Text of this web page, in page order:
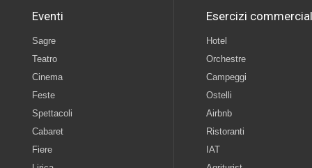
Eventi
Sagre
Teatro
Cinema
Feste
Spettacoli
Cabaret
Fiere
Esercizi
Hotel
Orchestre
Campeggi
Ostelli
Airbnb
Ristoranti
IAT